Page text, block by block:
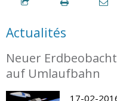
Actualités
Neuer
auf Umlaufbahn
17-02-